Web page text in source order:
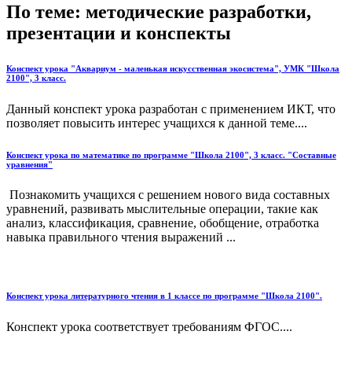
По теме: методические разработки,
презентации и конспекты
Конспект урока "Аквариум - маленькая искусственная экосистема", УМК "Школа
2100", 3 класс.
Данный конспект урока разработан с применением ИКТ, что
позволяет повысить интерес учащихся к данной теме....
Конспект урока по математике по программе "Школа 2100", 3 класс. "Составные
уравнения"
Познакомить учащихся с решением нового вида составных
уравнений, развивать мыслительные операции, такие как
анализ, классификация, сравнение, обобщение, отработка
навыка правильного чтения выражений ...
Конспект урока литературного чтения в 1 классе по программе "Школа 2100".
Конспект урока соответствует требованиям ФГОС....